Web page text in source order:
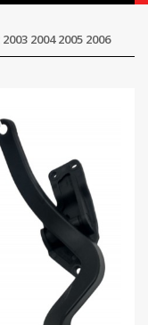
2004 2005 2006